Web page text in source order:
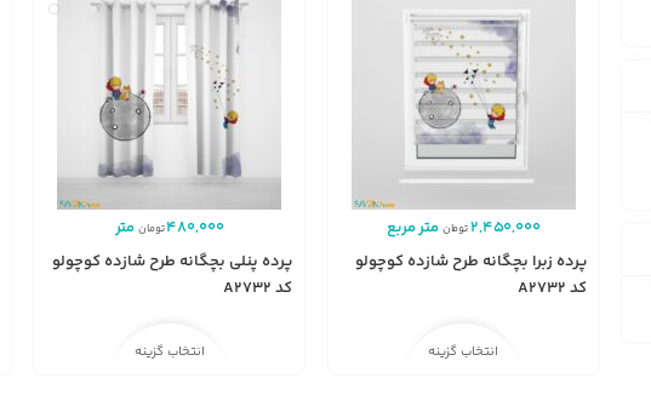
2,450,000تومان متر مربع
پرده زبرا بچگانه طرح شازده کوچولو
کد A2732
انتخاب گزینه
480,000تومانمتر
پرده پنلی بچگانه طرح شازده کوچولو
کد A2732
انتخاب گزینه